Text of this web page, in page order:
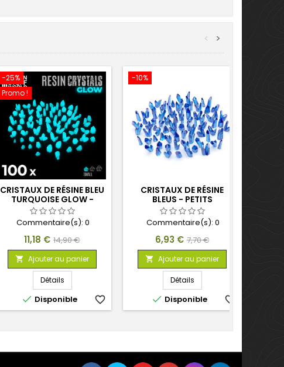
>
<
-25%
Promo !
CRISTAUX DE RÉSINE BLEU
TURQUOISE GLOW -
PETITS
Commentaire(s): 0
Prix
11,18 € Prix
de
base
14,90 €
 Ajouter au panier
Détails
 Disponible favorite_border
-10%
CRISTAUX DE RÉSINE
BLEUS - PETITS
Commentaire(s): 0
Prix
6,93 € Prix
de
base
7,70 €
 Ajouter au panier
Détails
 Disponible favorite_border